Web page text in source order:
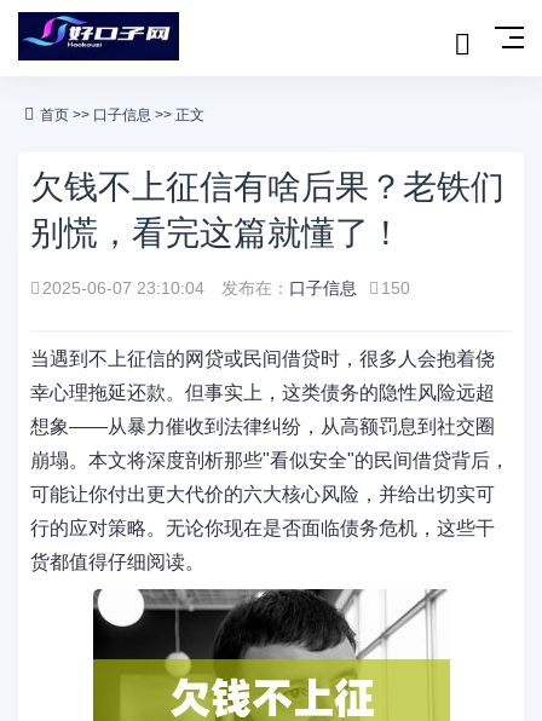
首页 >> 口子信息 >> 正文
欠钱不上征信有啥后果？老铁们
别慌，看完这篇就懂了！
2025-06-07 23:10:04 发布在： 口子信息 150
当遇到不上征信的网贷或民间借贷时，很多人会抱着侥
幸心理拖延还款。但事实上，这类债务的隐性风险远超
想象——从暴力催收到法律纠纷，从高额罚息到社交圈
崩塌。本文将深度剖析那些"看似安全"的民间借贷背后，
可能让你付出更大代价的六大核心风险，并给出切实可
行的应对策略。无论你现在是否面临债务危机，这些干
货都值得仔细阅读。